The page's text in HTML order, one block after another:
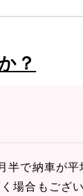
？
で納車が
場合もござい